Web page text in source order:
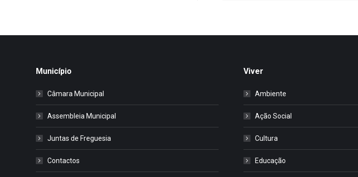
Município
Câmara Municipal
Assembleia Municipal
Juntas de Freguesia
Contactos
Viver
Ambiente
Ação Social
Cultura
Educação